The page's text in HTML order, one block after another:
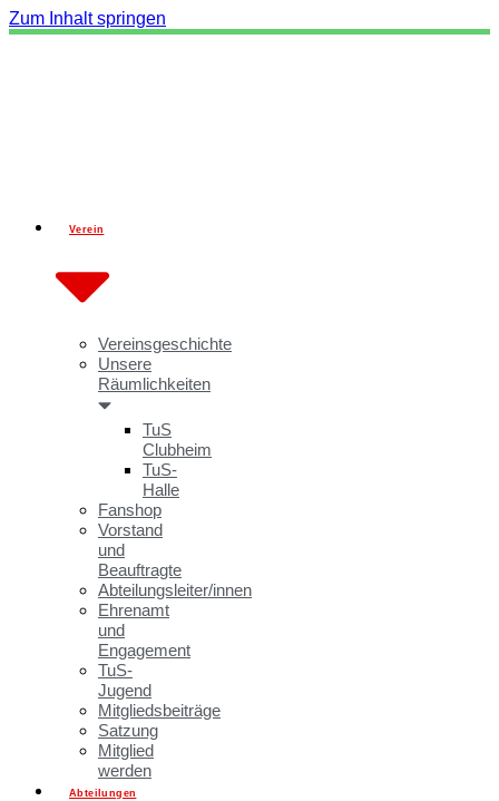
Zum Inhalt springen
Verein
Vereinsgeschichte
Unsere
Räumlichkeiten
TuS
Clubheim
TuS-
Halle
Fanshop
Vorstand
und
Beauftragte
Abteilungsleiter/innen
Ehrenamt
und
Engagement
TuS-
Jugend
Mitgliedsbeiträge
Satzung
Mitglied
werden
Abteilungen